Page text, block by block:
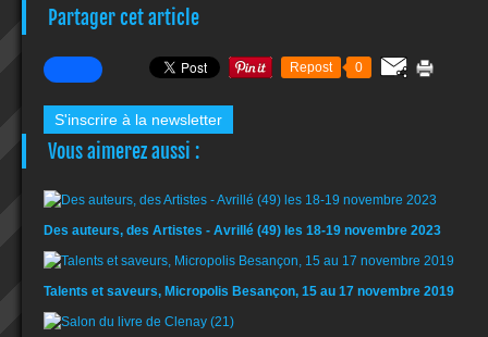
Partager cet article
Repost 0
S'inscrire à la newsletter
Vous aimerez aussi :
Des auteurs, des Artistes - Avrillé (49) les 18-19 novembre 2023
Talents et saveurs, Micropolis Besançon, 15 au 17 novembre 2019